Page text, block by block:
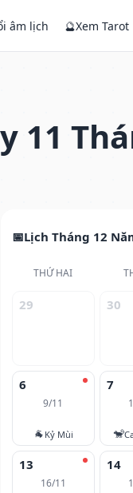
âm lịch 🔮Xem Tarot
11
Lịch Tháng 12
THỨ HAI
29 30
6
9/11
🐐 Kỷ Mùi
7
🐒
13
16/11
14